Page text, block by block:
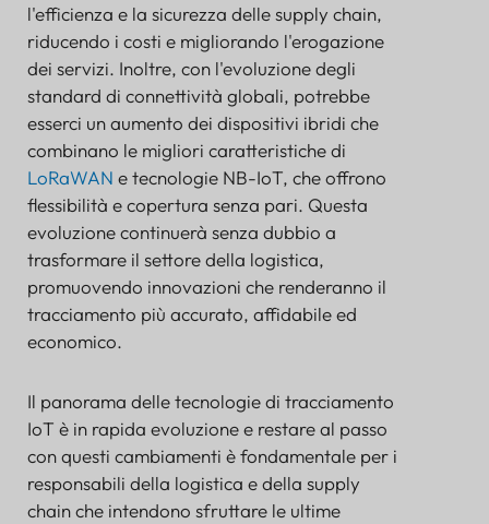
l'efficienza e la sicurezza delle supply chain,
riducendo i costi e migliorando l'erogazione
dei servizi. Inoltre, con l'evoluzione degli
standard di connettività globali, potrebbe
esserci un aumento dei dispositivi ibridi che
combinano le migliori caratteristiche di
LoRaWAN e tecnologie NB-IoT, che offrono
flessibilità e copertura senza pari. Questa
evoluzione continuerà senza dubbio a
trasformare il settore della logistica,
promuovendo innovazioni che renderanno il
tracciamento più accurato, affidabile ed
economico.
Il panorama delle tecnologie di tracciamento
IoT è in rapida evoluzione e restare al passo
con questi cambiamenti è fondamentale per i
responsabili della logistica e della supply
chain che intendono sfruttare le ultime